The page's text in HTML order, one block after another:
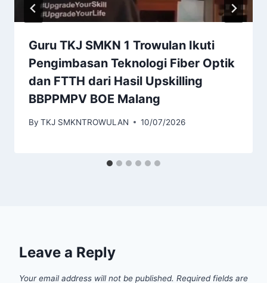
Guru TKJ SMKN 1 Trowulan Ikuti
Pengimbasan Teknologi Fiber Optik
dan FTTH dari Hasil Upskilling
BBPPMPV BOE Malang
By TKJ SMKNTROWULAN 10/07/2026
Leave a Reply
Your email address will not be published. Required fields are